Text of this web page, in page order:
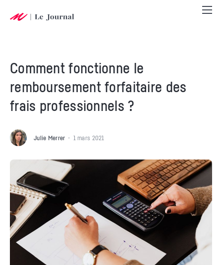
Comment fonctionne le
remboursement forfaitaire des
frais professionnels ?
Julie Merrer 1 mars 2021